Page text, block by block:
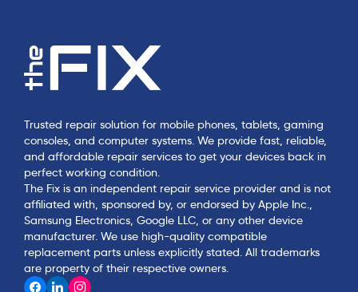
Trusted repair solution for mobile phones, tablets, gaming
consoles, and computer systems. We provide fast, reliable,
and affordable repair services to get your devices back in
perfect working condition.
The Fix is an independent repair service provider and is not
affiliated with, sponsored by, or endorsed by Apple Inc.,
Samsung Electronics, Google LLC, or any other device
manufacturer. We use high-quality compatible
replacement parts unless explicitly stated. All trademarks
are property of their respective owners.